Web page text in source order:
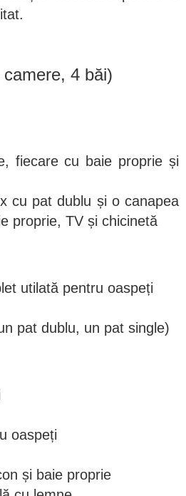
camere, 4 băi)
fiecare cu baie proprie și
cu pat dublu și o canapea
proprie, TV și chicinetă
utilată pentru oaspeți
pat dublu, un pat single)
oaspeți
și baie proprie